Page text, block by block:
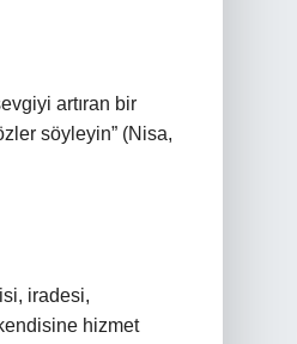
artıran bir
söyleyin” (Nisa,
iradesi,
hizmet